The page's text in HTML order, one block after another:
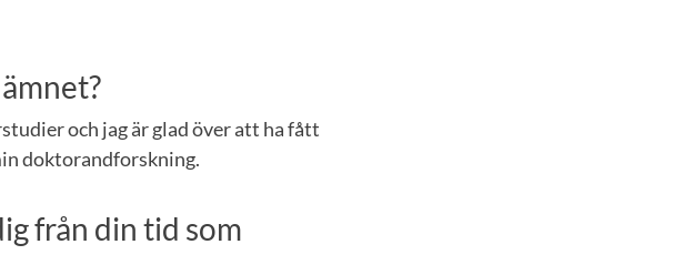
och jag är glad över att ha fått
doktorandforskning.
från din tid som